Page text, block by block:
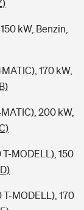
kW, Benzin,
170 kW,
200 kW,
MODELL), 150
MODELL), 170